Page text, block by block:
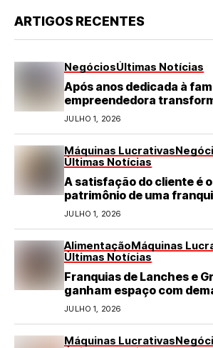
ARTIGOS RECENTES
NegóciosÚltimas Notícias
Após anos dedicada à
empreendedora
turismo em negócio de
JULHO 1, 2026
Máquinas Lucrativas
Últimas Notícias
A satisfação do cliente é
patrimônio de uma
JULHO 1, 2026
AlimentaçãoMáquinas
Últimas Notícias
Franquias de Lanches e
ganham espaço com
refeições rápidas e de
JULHO 1, 2026
Máquinas Lucrativas